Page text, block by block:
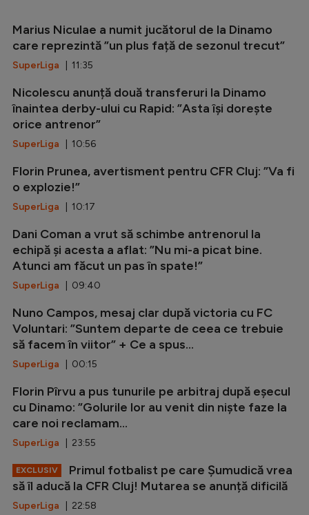
Marius Niculae a numit jucătorul de la Dinamo
care reprezintă ”un plus față de sezonul trecut”
SuperLiga | 11:35
Nicolescu anunță două transferuri la Dinamo
înaintea derby-ului cu Rapid: ”Asta își dorește
orice antrenor”
SuperLiga | 10:56
Florin Prunea, avertisment pentru CFR Cluj: ”Va fi
o explozie!”
SuperLiga | 10:17
Dani Coman a vrut să schimbe antrenorul la
echipă și acesta a aflat: ”Nu mi-a picat bine.
Atunci am făcut un pas în spate!”
SuperLiga | 09:40
Nuno Campos, mesaj clar după victoria cu FC
Voluntari: ”Suntem departe de ceea ce trebuie
să facem în viitor” + Ce a spus...
SuperLiga | 00:15
Florin Pîrvu a pus tunurile pe arbitraj după eșecul
cu Dinamo: ”Golurile lor au venit din niște faze la
care noi reclamam...
SuperLiga | 23:55
EXCLUSIV
Primul fotbalist pe care Șumudică vrea
să îl aducă la CFR Cluj! Mutarea se anunță dificilă
SuperLiga | 22:58